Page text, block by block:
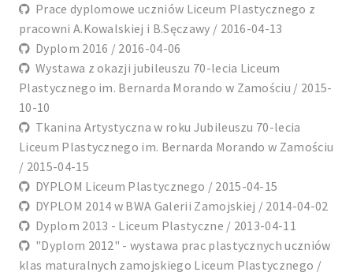
Prace dyplomowe uczniów Liceum Plastycznego z
pracowni A.Kowalskiej i B.Sęczawy / 2016-04-13
Dyplom 2016 / 2016-04-06
Wystawa z okazji jubileuszu 70-lecia Liceum
Plastycznego im. Bernarda Morando w Zamościu / 2015-
10-10
Tkanina Artystyczna w roku Jubileuszu 70-lecia
Liceum Plastycznego im. Bernarda Morando w Zamościu
/ 2015-04-15
DYPLOM Liceum Plastycznego / 2015-04-15
DYPLOM 2014 w BWA Galerii Zamojskiej / 2014-04-02
Dyplom 2013 - Liceum Plastyczne / 2013-04-11
"Dyplom 2012" - wystawa prac plastycznych uczniów
klas maturalnych zamojskiego Liceum Plastycznego /